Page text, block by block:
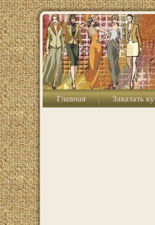
Главная Заказать